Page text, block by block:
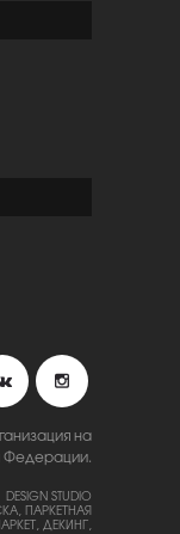
на
Федерации.
STUDIO
ПАРКЕТНАЯ
ДЕКИНГ,